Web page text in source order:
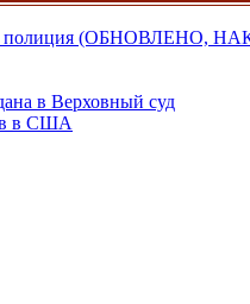
– полиция (ОБНОВЛЕНО,
в Верховный суд
в США